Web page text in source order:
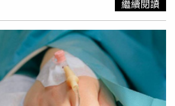
琉岩瀑布風景區玩，她體驗當地著名
準備出發前，劉女與旁人都向工作人
，但對方沒有重新檢查，直接把她送
才離開平台，繫在她身上的纜繩疑似立
撞擊陡峭岩壁並跌落峽谷；即便劉女被
治。瑪琉岩景區以地形險峻著稱，峽谷
，相當於66層樓高，且事故發生的瀑布
繼續閱讀